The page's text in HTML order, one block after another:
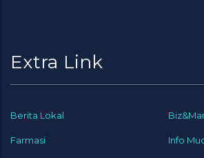
Extra Link
Berita Lokal
Farmasi Info